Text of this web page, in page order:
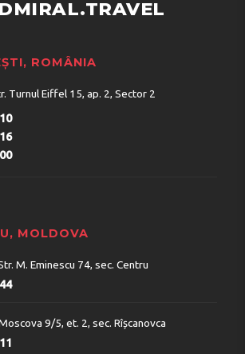
ROMÂNIA
Turnul Eiffel 15, ap. 2, Sector 2
MOLDOVA
M. Eminescu 74, sec. Centru
9/5, et. 2, sec. Rîșcanovca